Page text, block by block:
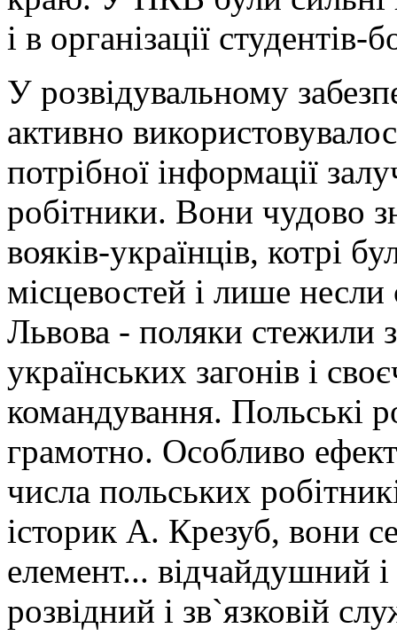
і в організації
У розвідувальному
активно
потрібної інформації
робітники. Вони чудово
вояків-українців, котрі
місцевостей і лише
Львова - поляки стежили
українських загонів і
командування. Польські
грамотно. Особливо
числа польських
історик А. Крезуб, вони
елемент... відчайдушний
розвідний і зв`язковій